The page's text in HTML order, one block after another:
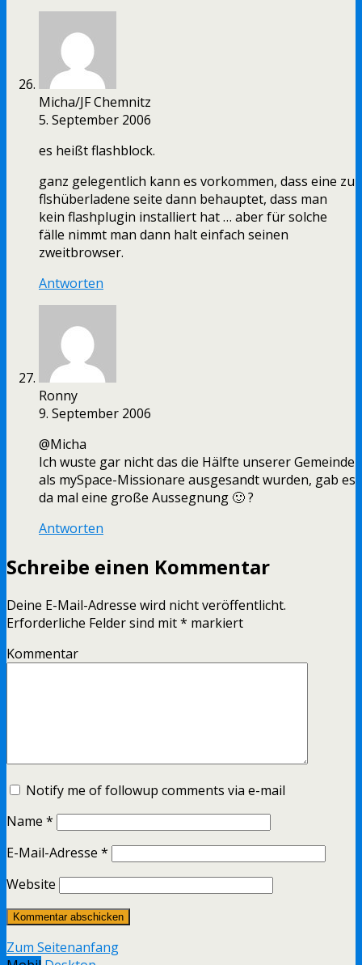
Micha/JF Chemnitz
5. September 2006
es heißt flashblock.
ganz gelegentlich kann es vorkommen, dass eine zu
flshüberladene seite dann behauptet, dass man
kein flashplugin installiert hat … aber für solche
fälle nimmt man dann halt einfach seinen
zweitbrowser.
Antworten
Ronny
9. September 2006
@Micha
Ich wuste gar nicht das die Hälfte unserer Gemeinde
als mySpace-Missionare ausgesandt wurden, gab es
da mal eine große Aussegnung 🙂 ?
Antworten
Schreibe einen Kommentar
Deine E-Mail-Adresse wird nicht veröffentlicht.
Erforderliche Felder sind mit* markiert
Kommentar
Notify me of followup comments via e-mail
Name *
E-Mail-Adresse *
Website
Zum Seitenanfang